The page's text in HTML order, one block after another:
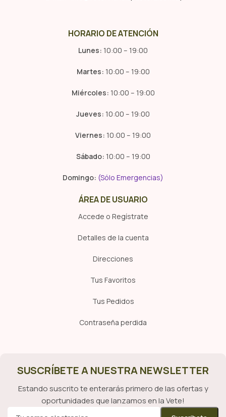
HORARIO DE ATENCIÓN
Lunes: 10:00 – 19:00
Martes: 10:00 – 19:00
Miércoles: 10:00 – 19:00
Jueves: 10:00 – 19:00
Viernes: 10:00 – 19:00
Sábado: 10:00 – 19:00
Domingo: (Sólo Emergencias)
ÁREA DE USUARIO
Accede o Regístrate
Detalles de la cuenta
Direcciones
Tus Favoritos
Tus Pedidos
Contraseña perdida
SUSCRÍBETE A NUESTRA NEWSLETTER
Estando suscrito te enterarás primero de las ofertas y
oportunidades que lanzamos en la Vete!